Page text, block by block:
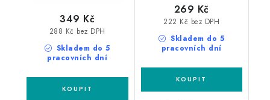
Skladem do 5
pracovních dní
288 Kč bez DPH
349 Kč
Skladem do 5
pracovních dní
222 Kč bez DPH
269 Kč